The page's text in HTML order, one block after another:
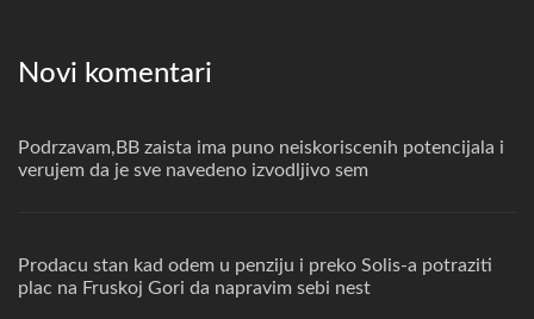
Novi komentari
Podrzavam,BB zaista ima puno neiskoriscenih potencijala i
verujem da je sve navedeno izvodljivo sem
Prodacu stan kad odem u penziju i preko Solis-a potraziti
plac na Fruskoj Gori da napravim sebi nest